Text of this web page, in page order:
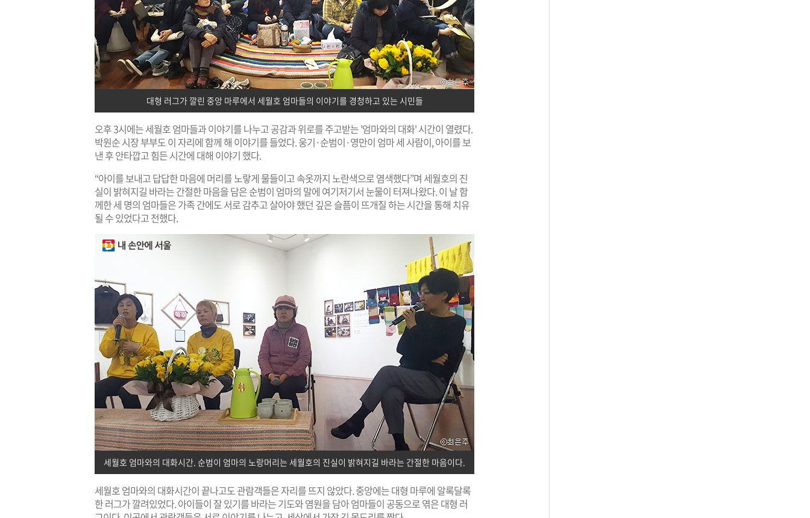
대형 러그가 깔린 중앙 마루에서 세월호 엄마들의 이야기를 경청하고 있는 시민들
오후 3시에는 세월호 엄마들과 이야기를 나누고 공감과 위로를 주고받는 '엄마와의 대화' 시간이 열렸다.
박원순 시장 부부도 이 자리에 함께 해 이야기를 들었다. 웅기·순범이·영만이 엄마 세 사람이, 아이를 보
낸 후 안타깝고 힘든 시간에 대해 이야기 했다.
“아이를 보내고 답답한 마음에 머리를 노랗게 물들이고 속옷까지 노란색으로 염색했다”며 세월호의 진
실이 밝혀지길 바라는 간절한 마음을 담은 순범이 엄마의 말에 여기저기서 눈물이 터져나왔다. 이 날 함
께한 세 명의 엄마들은 가족 간에도 서로 감추고 살아야 했던 깊은 슬픔이 뜨개질 하는 시간을 통해 치유
될 수 있었다고 전했다.
세월호 엄마와의 대화시간. 순범이 엄마의 노랑머리는 세월호의 진실이 밝혀지길 바라는 간절한 마음이다.
세월호 엄마와의 대화시간이 끝나고도 관람객들은 자리를 뜨지 않았다. 중앙에는 대형 마루에 알록달록
한 러그가 깔려있었다. 아이들이 잘 있기를 바라는 기도와 염원을 담아 엄마들이 공동으로 엮은 대형 러